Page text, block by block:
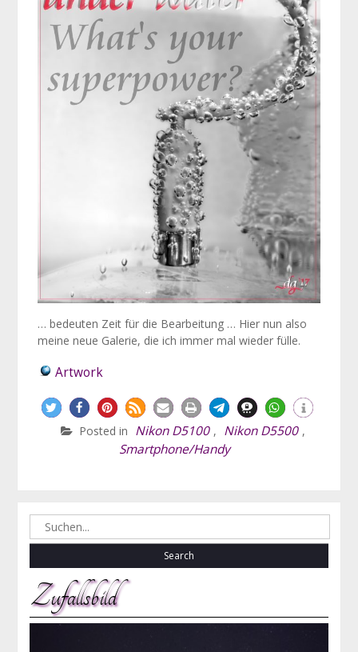
… bedeuten Zeit für die Bearbeitung … Hier nun also
meine neue Galerie, die ich immer mal wieder fülle.
Artwork
Posted in Nikon D5100 , Nikon D5500 ,
Smartphone/Handy
Search
for:
Zufallsbild